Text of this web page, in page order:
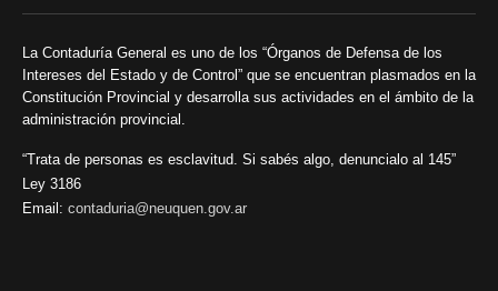
La Contaduría General es uno de los “Órganos de Defensa de los
Intereses del Estado y de Control” que se encuentran plasmados en la
Constitución Provincial y desarrolla sus actividades en el ámbito de la
administración provincial.
“Trata de personas es esclavitud. Si sabés algo, denuncialo al 145”
Ley 3186
Email: contaduria@neuquen.gov.ar